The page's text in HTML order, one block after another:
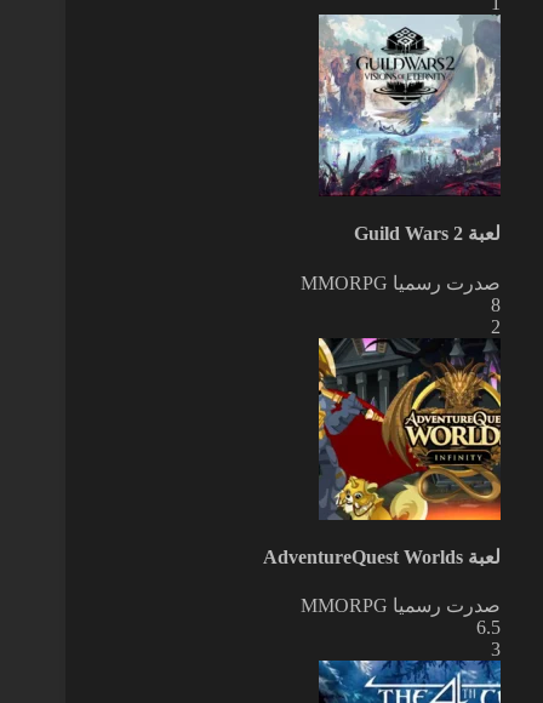
لعبة Guild Wars 2
صدرت رسميا MMORPG
8
2
لعبة AdventureQuest Worlds
صدرت رسميا MMORPG
6.5
3